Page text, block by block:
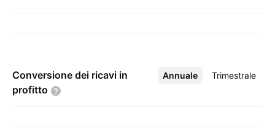
Conversione dei ricavi in
profitto
Annuale Trimestrale
Altro